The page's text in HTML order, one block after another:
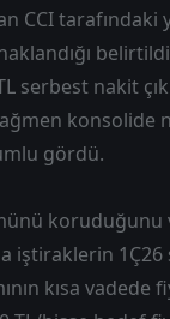
CCI tarafındaki
serbest nakit
gördü.
koruduğunu
iştiraklerin 1Ç26
kısa